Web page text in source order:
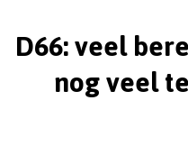
D66: veel
nog veel